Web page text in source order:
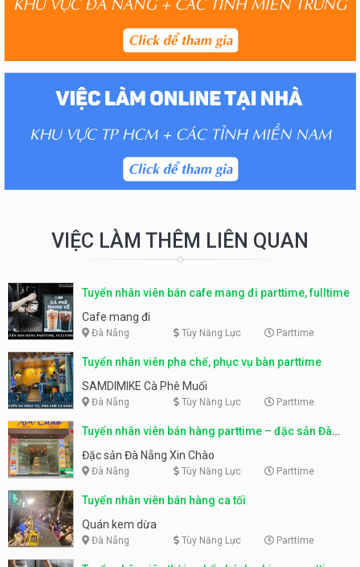
VIỆC LÀM THÊM LIÊN QUAN
Tuyển nhân viên bán cafe mang đi parttime, fulltime
Cafe mang đi
Đà Nẵng Tùy Năng Lực Parttime
Tuyển nhân viên pha chế, phục vụ bàn parttime
SAMDIMIKE Cà Phê Muối
Đà Nẵng Tùy Năng Lực Parttime
Tuyển nhân viên bán hàng parttime – đặc sản Đà
Nẵng
Đặc sản Đà Nẵng Xin Chào
Đà Nẵng Tùy Năng Lực Parttime
Tuyển nhân viên bán hàng ca tối
Quán kem dừa
Đà Nẵng Tùy Năng Lực Parttime